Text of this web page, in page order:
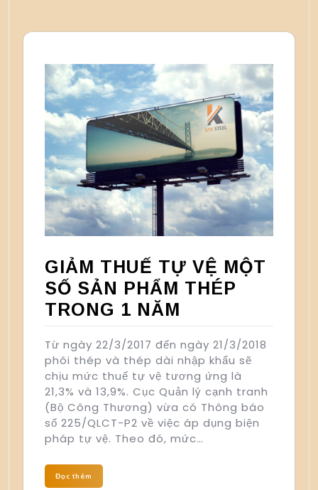
GIẢM THUẾ TỰ VỆ MỘT
SỐ SẢN PHẨM THÉP
TRONG 1 NĂM
Từ ngày 22/3/2017 đến ngày 21/3/2018
phôi thép và thép dài nhập khẩu sẽ
chịu mức thuế tự vệ tương ứng là
21,3% và 13,9%. Cục Quản lý cạnh tranh
(Bộ Công Thương) vừa có Thông báo
số 225/QLCT-P2 về việc áp dụng biện
pháp tự vệ. Theo đó, mức…
Đọc thêm